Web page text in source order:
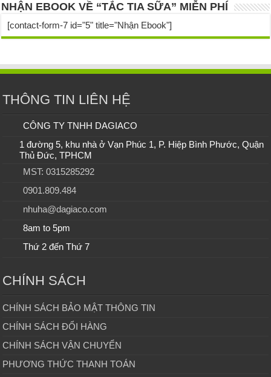
NHẬN EBOOK VỀ “TẮC TIA SỮA” MIỄN PHÍ
[contact-form-7 id="5" title="Nhận Ebook"]
THÔNG TIN LIÊN HỆ
CÔNG TY TNHH DAGIACO
1 đường 5, khu nhà ở Vạn Phúc 1, P. Hiệp Bình Phước, Quận
Thủ Đức, TPHCM
MST: 0315285292
0901.809.484
nhuha@dagiaco.com
8am to 5pm
Thứ 2 đến Thứ 7
CHÍNH SÁCH
CHÍNH SÁCH BẢO MẬT THÔNG TIN
CHÍNH SÁCH ĐỔI HÀNG
CHÍNH SÁCH VẬN CHUYỂN
PHƯƠNG THỨC THANH TOÁN